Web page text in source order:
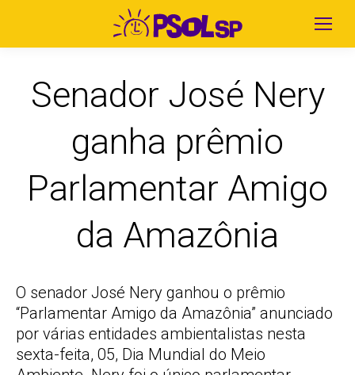
Senador José Nery
ganha prêmio
Parlamentar Amigo
da Amazônia
O senador José Nery ganhou o prêmio
“Parlamentar Amigo da Amazônia” anunciado
por várias entidades ambientalistas nesta
sexta-feita, 05, Dia Mundial do Meio